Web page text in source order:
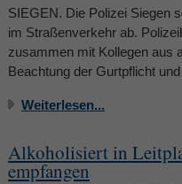
SIEGEN. Die Polizei Siegen
im Straßenverkehr ab.
zusammen mit Kollegen aus
Beachtung der Gurtpflicht
Weiterlesen...
Alkoholisiert in
empfangen